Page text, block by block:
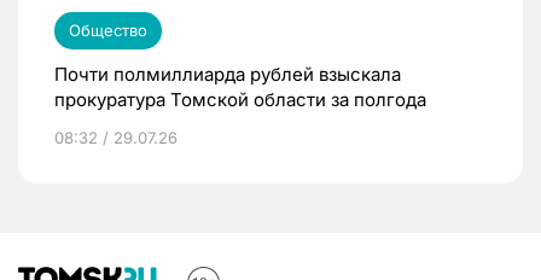
Общество
Почти полмиллиарда рублей взыскала
прокуратура Томской области за полгода
08:32 / 29.07.26